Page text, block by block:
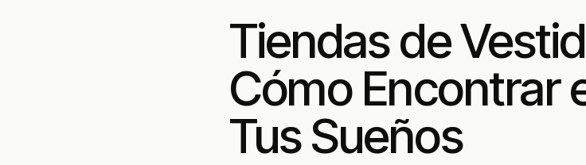
Tiendas de
Cómo Encontrar
Tus Sueños